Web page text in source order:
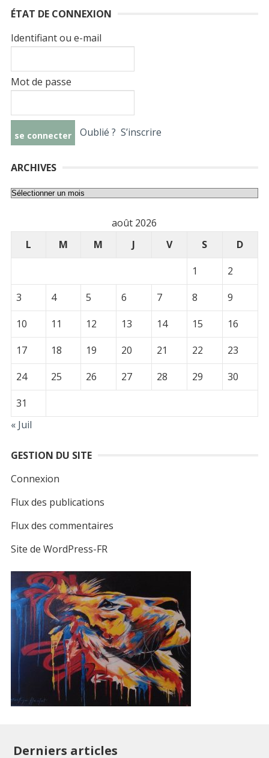
articles
ÉTAT DE CONNEXION
Identifiant ou e-mail
Mot de passe
Oublié ? S’inscrire
ARCHIVES
Archives
août 2026
L
M M J V S
D
1
2
3
4 5 6 7 8
9
10
11 12 13 14 15
16
17
18 19 20 21 22
23
24
25 26 27 28 29
30
31
« Juil
GESTION DU SITE
Connexion
Flux des publications
Flux des commentaires
Site de WordPress-FR
Derniers articles